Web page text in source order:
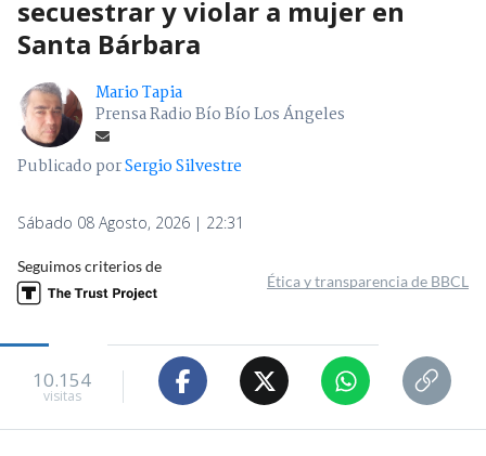
secuestrar y violar a mujer en
Santa Bárbara
Mario Tapia
Prensa Radio Bío Bío Los Ángeles
Publicado porSergio Silvestre
Sábado 08 Agosto, 2026 | 22:31
Seguimos criterios de
Ética y transparencia de BBCL
10.154
visitas